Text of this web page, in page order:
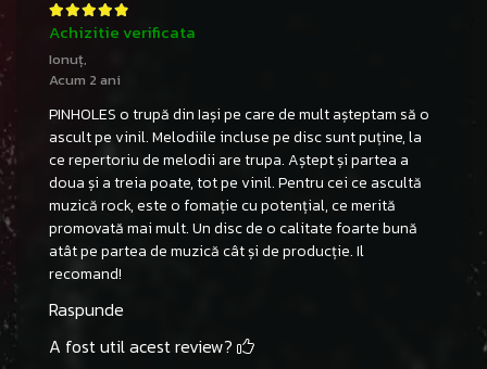
Achizitie verificata
Ionuț,
Acum 2 ani
PINHOLES o trupă din Iași pe care de mult așteptam să o
ascult pe vinil. Melodiile incluse pe disc sunt puține, la
ce repertoriu de melodii are trupa. Aștept și partea a
doua și a treia poate, tot pe vinil. Pentru cei ce ascultă
muzică rock, este o fomație cu potențial, ce merită
promovată mai mult. Un disc de o calitate foarte bună
atât pe partea de muzică cât și de producție. Il
recomand!
Raspunde
A fost util acest review?